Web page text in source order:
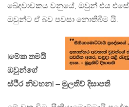
ඛේදවාචකය වනුයේ, ඔවුන් එය
ඔවුන්ට ඒ බව පවසා නොතිබීම යි.
|මේක තමයි
ඔවුන්ගේ
ස්ථිර නිවහන| – මුලතිව් දිසාපති